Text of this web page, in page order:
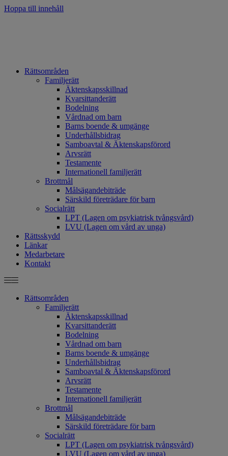
Hoppa till innehåll
Rättsområden
Familjerätt
Äktenskapsskillnad
Kvarsittanderätt
Bodelning
Vårdnad om barn
Barns boende & umgänge
Underhållsbidrag
Samboavtal & Äktenskapsförord
Arvsrätt
Testamente
Internationell familjerätt
Brottmål
Målsägandebiträde
Särskild företrädare för barn
Socialrätt
LPT (Lagen om psykiatrisk tvångsvård)
LVU (Lagen om vård av unga)
Rättsskydd
Länkar
Medarbetare
Kontakt
Rättsområden
Familjerätt
Äktenskapsskillnad
Kvarsittanderätt
Bodelning
Vårdnad om barn
Barns boende & umgänge
Underhållsbidrag
Samboavtal & Äktenskapsförord
Arvsrätt
Testamente
Internationell familjerätt
Brottmål
Målsägandebiträde
Särskild företrädare för barn
Socialrätt
LPT (Lagen om psykiatrisk tvångsvård)
LVU (Lagen om vård av unga)